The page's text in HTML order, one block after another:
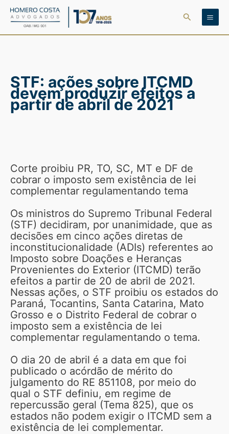
para
Pesquisar
STF: ações sobre ITCMD
devem produzir efeitos a
partir de abril de 2021
Corte proibiu PR, TO, SC, MT e DF de
cobrar o imposto sem existência de lei
complementar regulamentando tema
Os ministros do Supremo Tribunal Federal
(STF) decidiram, por unanimidade, que as
decisões em cinco ações diretas de
inconstitucionalidade (ADIs) referentes ao
Imposto sobre Doações e Heranças
Provenientes do Exterior (ITCMD) terão
efeitos a partir de 20 de abril de 2021.
Nessas ações, o STF proibiu os estados do
Paraná, Tocantins, Santa Catarina, Mato
Grosso e o Distrito Federal de cobrar o
imposto sem a existência de lei
complementar regulamentando o tema.
O dia 20 de abril é a data em que foi
publicado o acórdão de mérito do
julgamento do RE 851108, por meio do
qual o STF definiu, em regime de
repercussão geral (Tema 825), que os
estados não podem exigir o ITCMD sem a
existência de lei complementar.